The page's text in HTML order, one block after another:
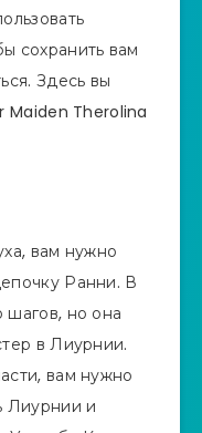
сохранить вам
Здесь вы
Maiden Therolina
вам нужно
Ранни. В
шагов, но она
в Лиурнии.
вам нужно
Лиурнии и